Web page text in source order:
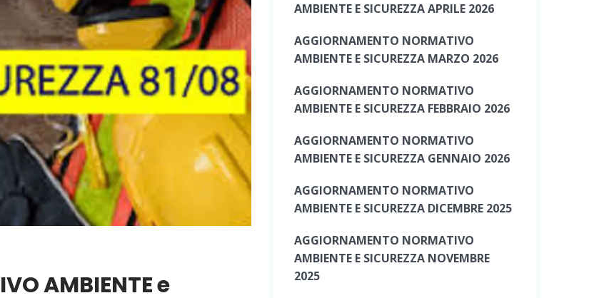
AMBIENTE e
AMBIENTE E SICUREZZA APRILE 2026
AGGIORNAMENTO NORMATIVO
AMBIENTE E SICUREZZA MARZO 2026
AGGIORNAMENTO NORMATIVO
AMBIENTE E SICUREZZA FEBBRAIO 2026
AGGIORNAMENTO NORMATIVO
AMBIENTE E SICUREZZA GENNAIO 2026
AGGIORNAMENTO NORMATIVO
AMBIENTE E SICUREZZA DICEMBRE 2025
AGGIORNAMENTO NORMATIVO
AMBIENTE E SICUREZZA NOVEMBRE
2025